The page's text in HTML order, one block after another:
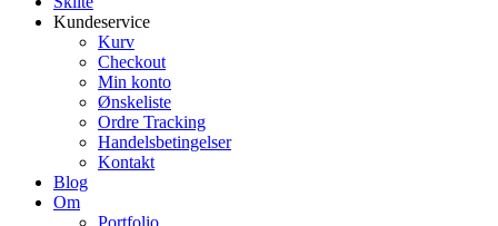
Kundeservice
Kurv
Checkout
Min konto
Ønskeliste
Ordre Tracking
Handelsbetingelser
Kontakt
Blog
Om
Portfolio